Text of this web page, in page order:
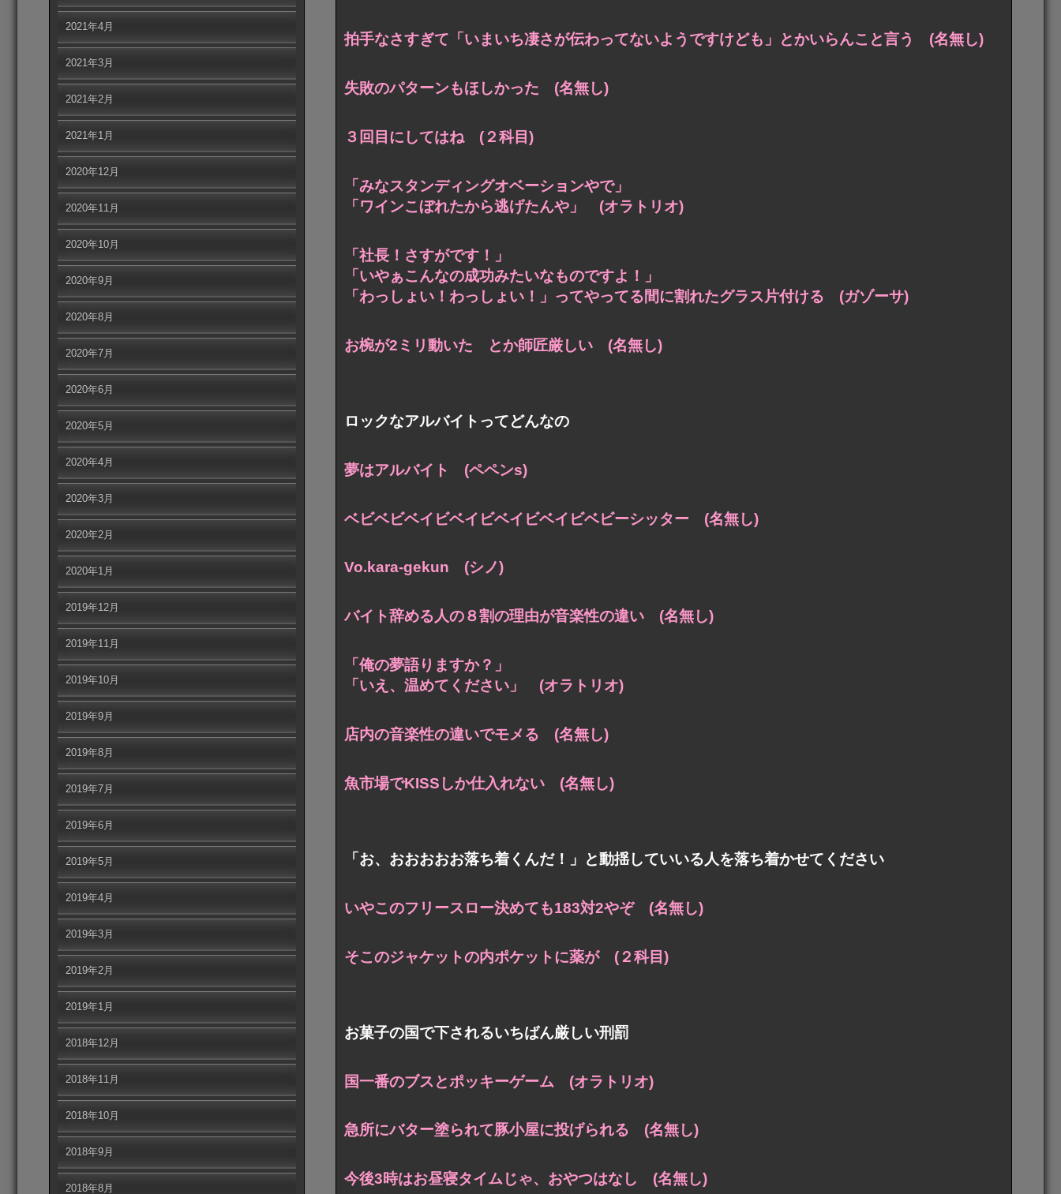
拍手なさすぎて「いまいち凄さが伝わってないようですけども」とかいらんこと言う (名無し)
失敗のパターンもほしかった (名無し)
３回目にしてはね (２科目)
「みなスタンディングオベーションやで」
「ワインこぼれたから逃げたんや」 (オラトリオ)
「社長！さすがです！」
「いやぁこんなの成功みたいなものですよ！」
「わっしょい！わっしょい！」ってやってる間に割れたグラス片付ける (ガゾーサ)
お椀が2ミリ動いた とか師匠厳しい (名無し)
ロックなアルバイトってどんなの
夢はアルバイト (ペペンs)
ベビベビベイビベイビベイビベイビベビーシッター (名無し)
Vo.kara-gekun (シノ)
バイト辞める人の８割の理由が音楽性の違い (名無し)
「俺の夢語りますか？」
「いえ、温めてください」 (オラトリオ)
店内の音楽性の違いでモメる (名無し)
魚市場でKISSしか仕入れない (名無し)
「お、おおおおお落ち着くんだ！」と動揺していいる人を落ち着かせてください
いやこのフリースロー決めても183対2やぞ (名無し)
そこのジャケットの内ポケットに薬が (２科目)
お菓子の国で下されるいちばん厳しい刑罰
国一番のブスとポッキーゲーム (オラトリオ)
急所にバター塗られて豚小屋に投げられる (名無し)
今後3時はお昼寝タイムじゃ、おやつはなし (名無し)
2021年4月
2021年3月
2021年2月
2021年1月
2020年12月
2020年11月
2020年10月
2020年9月
2020年8月
2020年7月
2020年6月
2020年5月
2020年4月
2020年3月
2020年2月
2020年1月
2019年12月
2019年11月
2019年10月
2019年9月
2019年8月
2019年7月
2019年6月
2019年5月
2019年4月
2019年3月
2019年2月
2019年1月
2018年12月
2018年11月
2018年10月
2018年9月
2018年8月